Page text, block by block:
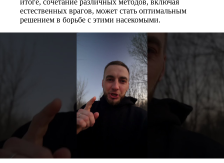
итоге, сочетание различных методов, включая
естественных врагов, может стать оптимальным
решением в борьбе с этими насекомыми.